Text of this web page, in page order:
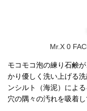
Mr.X 0
モコモコ泡の練り石鹸
かり優しく洗い上げる
ンシルト（海泥）によ
穴の隅々の汚れを吸着し